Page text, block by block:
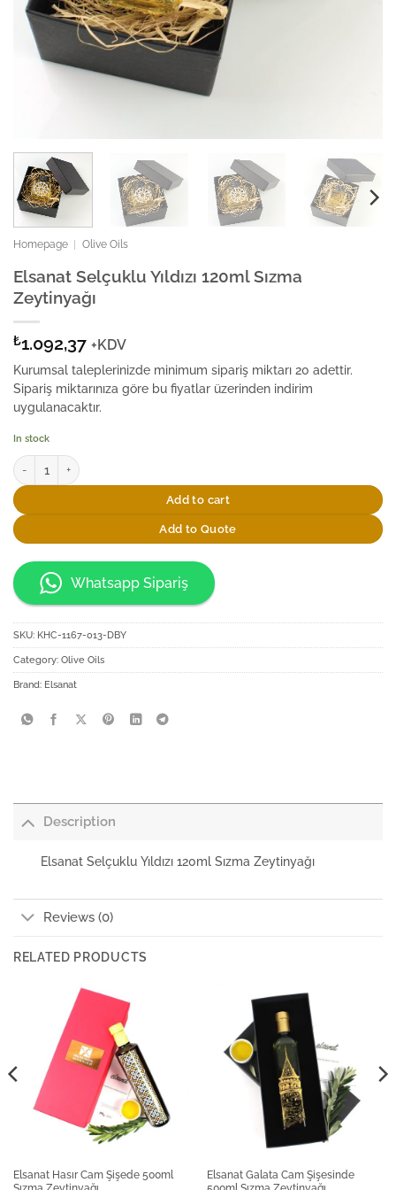
Homepage Olive Oils
Elsanat Selçuklu Yıldızı 120ml Sızma
Zeytinyağı
₺1.092,37 +KDV
Kurumsal taleplerinizde minimum sipariş miktarı 20 adettir.
Sipariş miktarınıza göre bu fiyatlar üzerinden indirim
uygulanacaktır.
In stock
Elsanat Selçuklu Yıldızı 120ml Sızma Zeytinyağı quantity
Add to cart
Add to Quote
Whatsapp Sipariş
SKU: KHC-1167-013-DBY
Category: Olive Oils
Brand: Elsanat
Description
Elsanat Selçuklu Yıldızı 120ml Sızma Zeytinyağı
Reviews (0)
RELATED PRODUCTS
Elsanat Hasır Cam Şişede 500ml
Elsanat Galata Cam Şişesinde